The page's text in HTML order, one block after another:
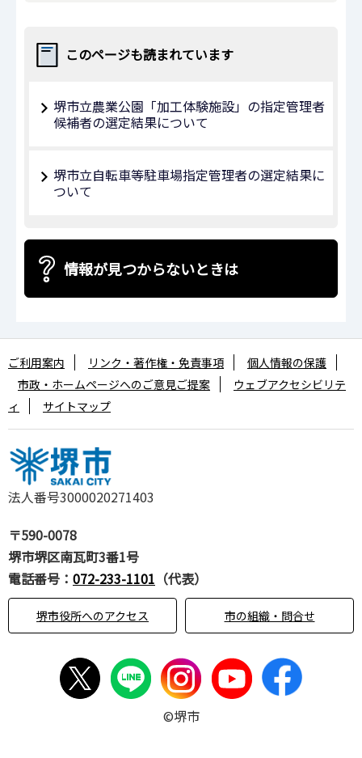
このページも読まれています
堺市立農業公園「加工体験施設」の指定管理者
候補者の選定結果について
堺市立自転車等駐車場指定管理者の選定結果に
ついて
情報が見つからないときは
法人番号3000020271403
〒590-0078
堺市堺区南瓦町3番1号
電話番号： 072-233-1101 （代表）
堺市役所へのアクセス 市の組織・問合せ
ご利用案内 リンク・著作権・免責事項
個人情報の保護
市政・ホームページへのご意見ご提案
ウェブアクセシビリテ
ィ
サイトマップ
©堺市